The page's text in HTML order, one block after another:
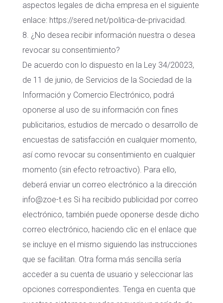
aspectos legales de dicha empresa en el siguiente
enlace: https://sered.net/politica-de-privacidad.
8. ¿No desea recibir información nuestra o desea
revocar su consentimiento?
De acuerdo con lo dispuesto en la Ley 34/20023,
de 11 de junio, de Servicios de la Sociedad de la
Información y Comercio Electrónico, podrá
oponerse al uso de su información con fines
publicitarios, estudios de mercado o desarrollo de
encuestas de satisfacción en cualquier momento,
así como revocar su consentimiento en cualquier
momento (sin efecto retroactivo). Para ello,
deberá enviar un correo electrónico a la dirección
info@zoe-t.es Si ha recibido publicidad por correo
electrónico, también puede oponerse desde dicho
correo electrónico, haciendo clic en el enlace que
se incluye en el mismo siguiendo las instrucciones
que se facilitan. Otra forma más sencilla sería
acceder a su cuenta de usuario y seleccionar las
opciones correspondientes. Tenga en cuenta que